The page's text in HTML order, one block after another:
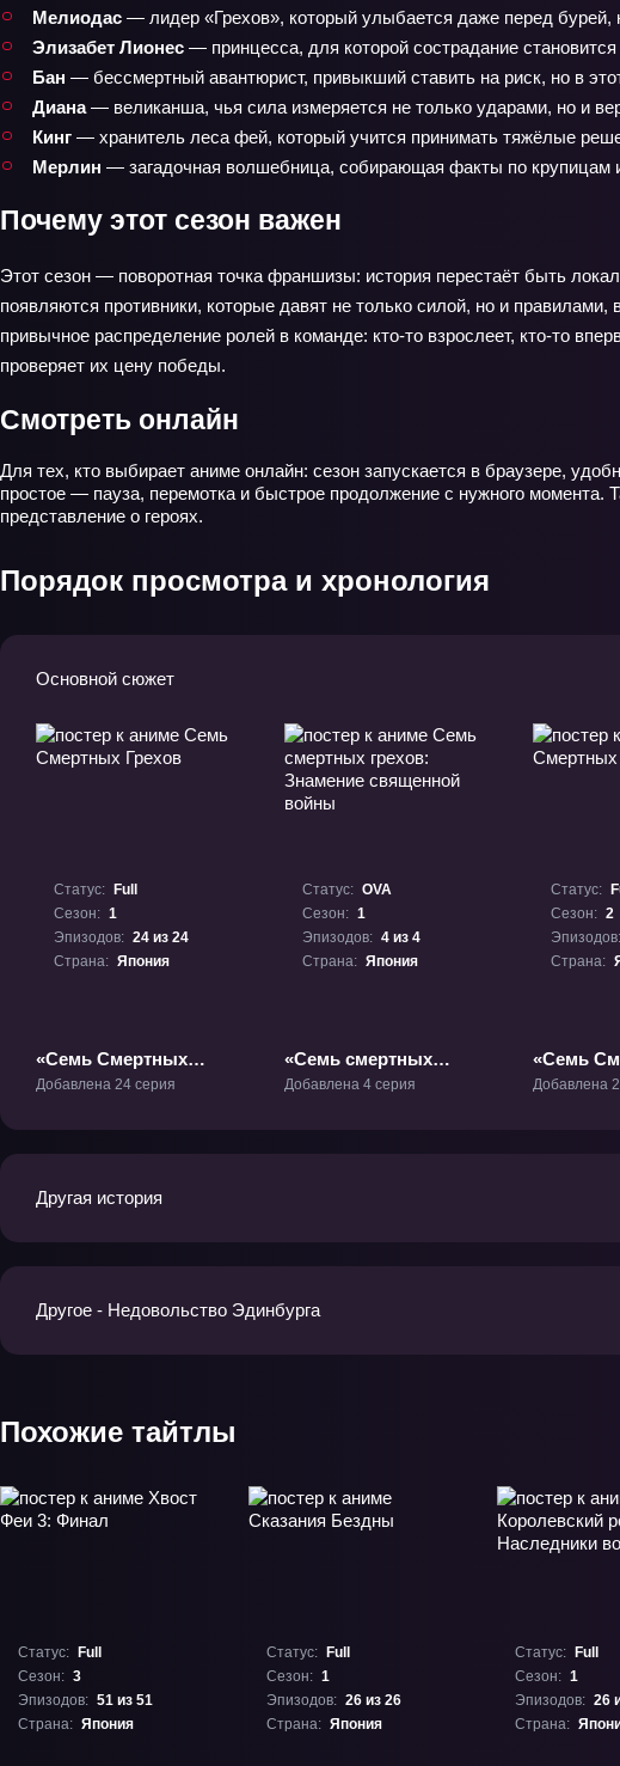
Мелиодас — лидер «Грехов», который улыбается даже перед бурей,
Элизабет Лионес — принцесса, для которой сострадание
Бан — бессмертный авантюрист, привыкший ставить на риск, но в этот
Диана— великанша, чья сила измеряется не только ударами, но и
Кинг — хранитель леса фей, который учится принимать тяжёлые
Мерлин — загадочная волшебница, собирающая факты по крупицам
Почему этот сезон важен
Этот сезон — поворотная точка франшизы: история перестаёт быть
появляются противники, которые давят не только силой, но и
привычное распределение ролей в команде: кто-то взрослеет, кто-то
проверяет их цену победы.
Смотреть онлайн
Для тех, кто выбирает аниме онлайн: сезон запускается в браузере,
простое — пауза, перемотка и быстрое продолжение с нужного
представление о героях.
Порядок просмотра и хронология
Основной сюжет
Статус:
Full
Сезон: 1
Эпизодов: 24 из 24
Страна: Япония
«Семь Смертных
Грехов» ТВ-1
Добавлена 24 серия
Статус: OVA
Сезон: 1
Эпизодов: 4 из 4
Страна: Япония
«Семь смертных
грехов: Знамение
Добавлена 4 серия
Статус:
Сезон: 2
Эпизодов:
Страна:
«Семь
Грехов
Добавлена
Другая история
Другое - Недовольство Эдинбурга
Похожие тайтлы
Статус:
Full
Сезон: 3
Эпизодов: 51 из 51
Страна: Япония
Статус:
Full
Сезон: 1
Эпизодов: 26 из 26
Страна: Япония
Статус:
Full
Сезон: 1
Эпизодов: 26
Страна: